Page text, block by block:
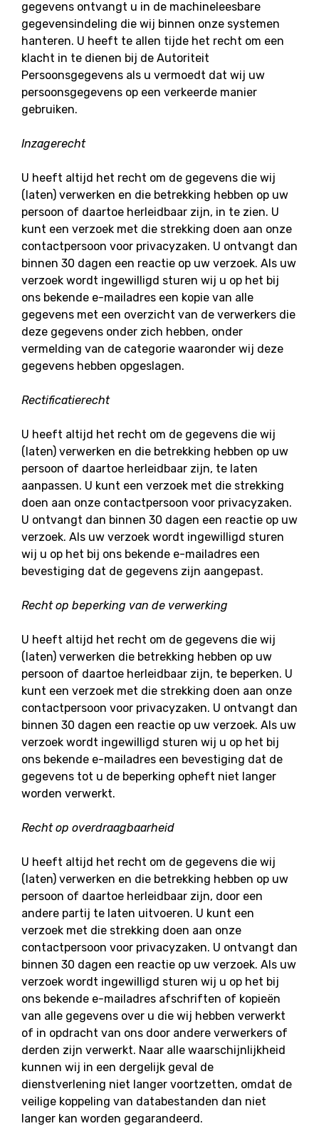
gegevens ontvangt u in de machineleesbare
gegevensindeling die wij binnen onze systemen
hanteren. U heeft te allen tijde het recht om een
klacht in te dienen bij de Autoriteit
Persoonsgegevens als u vermoedt dat wij uw
persoonsgegevens op een verkeerde manier
gebruiken.
Inzagerecht
U heeft altijd het recht om de gegevens die wij
(laten) verwerken en die betrekking hebben op uw
persoon of daartoe herleidbaar zijn, in te zien. U
kunt een verzoek met die strekking doen aan onze
contactpersoon voor privacyzaken. U ontvangt dan
binnen 30 dagen een reactie op uw verzoek. Als uw
verzoek wordt ingewilligd sturen wij u op het bij
ons bekende e-mailadres een kopie van alle
gegevens met een overzicht van de verwerkers die
deze gegevens onder zich hebben, onder
vermelding van de categorie waaronder wij deze
gegevens hebben opgeslagen.
Rectificatierecht
U heeft altijd het recht om de gegevens die wij
(laten) verwerken en die betrekking hebben op uw
persoon of daartoe herleidbaar zijn, te laten
aanpassen. U kunt een verzoek met die strekking
doen aan onze contactpersoon voor privacyzaken.
U ontvangt dan binnen 30 dagen een reactie op uw
verzoek. Als uw verzoek wordt ingewilligd sturen
wij u op het bij ons bekende e-mailadres een
bevestiging dat de gegevens zijn aangepast.
Recht op beperking van de verwerking
U heeft altijd het recht om de gegevens die wij
(laten) verwerken die betrekking hebben op uw
persoon of daartoe herleidbaar zijn, te beperken. U
kunt een verzoek met die strekking doen aan onze
contactpersoon voor privacyzaken. U ontvangt dan
binnen 30 dagen een reactie op uw verzoek. Als uw
verzoek wordt ingewilligd sturen wij u op het bij
ons bekende e-mailadres een bevestiging dat de
gegevens tot u de beperking opheft niet langer
worden verwerkt.
Recht op overdraagbaarheid
U heeft altijd het recht om de gegevens die wij
(laten) verwerken en die betrekking hebben op uw
persoon of daartoe herleidbaar zijn, door een
andere partij te laten uitvoeren. U kunt een
verzoek met die strekking doen aan onze
contactpersoon voor privacyzaken. U ontvangt dan
binnen 30 dagen een reactie op uw verzoek. Als uw
verzoek wordt ingewilligd sturen wij u op het bij
ons bekende e-mailadres afschriften of kopieën
van alle gegevens over u die wij hebben verwerkt
of in opdracht van ons door andere verwerkers of
derden zijn verwerkt. Naar alle waarschijnlijkheid
kunnen wij in een dergelijk geval de
dienstverlening niet langer voortzetten, omdat de
veilige koppeling van databestanden dan niet
langer kan worden gegarandeerd.